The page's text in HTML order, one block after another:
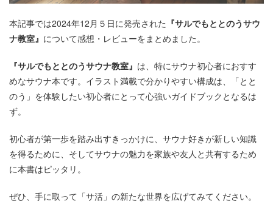
本記事では2024年12月５日に発売された 『サルでもととのうサウ
ナ教室』 について感想・レビューをまとめました。
『サルでもととのうサウナ教室』 は、特にサウナ初心者におすす
めなサウナ本です。イラスト満載で分かりやすい構成は、「とと
のう」を体験したい初心者にとって心強いガイドブックとなるは
ず。
初心者が第一歩を踏み出すきっかけに、サウナ好きが新しい知識
を得るために、そしてサウナの魅力を家族や友人と共有するため
に本書はピッタリ。
ぜひ、手に取って「サ活」の新たな世界を広げてみてください。